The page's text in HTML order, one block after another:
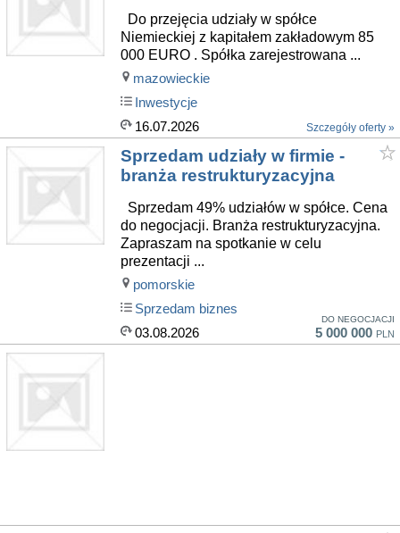
Do przejęcia udziały w spółce
Niemieckiej z kapitałem zakładowym 85
000 EURO . Spółka zarejestrowana ...
mazowieckie
Inwestycje
16.07.2026
Szczegóły oferty »
Sprzedam udziały w firmie -
branża restrukturyzacyjna
Sprzedam 49% udziałów w spółce. Cena
do negocjacji. Branża restrukturyzacyjna.
Zapraszam na spotkanie w celu
prezentacji ...
pomorskie
Sprzedam biznes
03.08.2026
DO NEGOCJACJI
5 000 000 PLN